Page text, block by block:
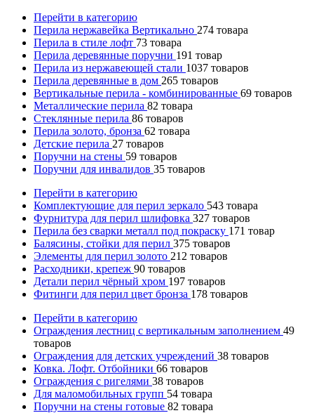
Перейти в категорию
Перила нержавейка Вертикально 274 товара
Перила в стиле лофт 73 товара
Перила деревянные поручни 191 товар
Перила из нержавеющей стали 1037 товаров
Перила деревянные в дом 265 товаров
Вертикальные перила - комбинированные 69 товаров
Металлические перила 82 товара
Стеклянные перила 86 товаров
Перила золото, бронза 62 товара
Детские перила 27 товаров
Поручни на стены 59 товаров
Поручни для инвалидов 35 товаров
Перейти в категорию
Комплектующие для перил зеркало 543 товара
Фурнитура для перил шлифовка 327 товаров
Перила без сварки металл под покраску 171 товар
Балясины, стойки для перил 375 товаров
Элементы для перил золото 212 товаров
Расходники, крепеж 90 товаров
Детали перил чёрный хром 197 товаров
Фитинги для перил цвет бронза 178 товаров
Перейти в категорию
Ограждения лестниц с вертикальным заполнением 49
товаров
Ограждения для детских учреждений 38 товаров
Ковка. Лофт. Отбойники 66 товаров
Ограждения с ригелями 38 товаров
Для маломобильных групп 54 товара
Поручни на стены готовые 82 товара